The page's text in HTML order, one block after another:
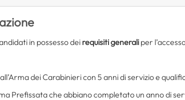
in possesso dei requisiti generali per
dei Carabinieri con 5 anni di servizio e
Prefissata che abbiano completato un anno di